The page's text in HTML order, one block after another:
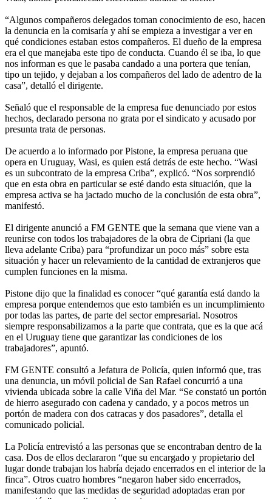
“Algunos compañeros delegados toman conocimiento de eso, hacen
la denuncia en la comisaría y ahí se empieza a investigar a ver en
qué condiciones estaban estos compañeros. El dueño de la empresa
era el que manejaba este tipo de conducta. Cuando él se iba, lo que
nos informan es que le pasaba candado a una portera que tenían,
tipo un tejido, y dejaban a los compañeros del lado de adentro de la
casa”, detalló el dirigente.
Señaló que el responsable de la empresa fue denunciado por estos
hechos, declarado persona no grata por el sindicato y acusado por
presunta trata de personas.
De acuerdo a lo informado por Pistone, la empresa peruana que
opera en Uruguay, Wasi, es quien está detrás de este hecho. “Wasi
es un subcontrato de la empresa Criba”, explicó. “Nos sorprendió
que en esta obra en particular se esté dando esta situación, que la
empresa activa se ha jactado mucho de la conclusión de esta obra”,
manifestó.
El dirigente anunció a FM GENTE que la semana que viene van a
reunirse con todos los trabajadores de la obra de Cipriani (la que
lleva adelante Criba) para “profundizar un poco más” sobre esta
situación y hacer un relevamiento de la cantidad de extranjeros que
cumplen funciones en la misma.
Pistone dijo que la finalidad es conocer “qué garantía está dando la
empresa porque entendemos que esto también es un incumplimiento
por todas las partes, de parte del sector empresarial. Nosotros
siempre responsabilizamos a la parte que contrata, que es la que acá
en el Uruguay tiene que garantizar las condiciones de los
trabajadores”, apuntó.
FM GENTE consultó a Jefatura de Policía, quien informó que, tras
una denuncia, un móvil policial de San Rafael concurrió a una
vivienda ubicada sobre la calle Viña del Mar. “Se constató un portón
de hierro asegurado con cadena y candado, y a pocos metros un
portón de madera con dos catracas y dos pasadores”, detalla el
comunicado policial.
La Policía entrevistó a las personas que se encontraban dentro de la
casa. Dos de ellos declararon “que su encargado y propietario del
lugar donde trabajan los habría dejado encerrados en el interior de la
finca”. Otros cuatro hombres “negaron haber sido encerrados,
manifestando que las medidas de seguridad adoptadas eran por